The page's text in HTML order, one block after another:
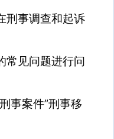
刑事调查和起诉
常见问题进行问
事案件”刑事移